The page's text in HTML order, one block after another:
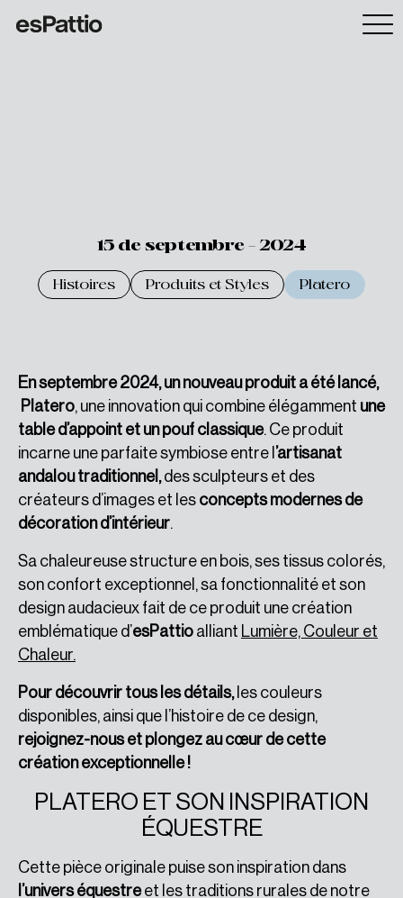
15 de septembre - 2024
Histoires Produits et Styles Platero
En septembre 2024, un nouveau produit a été lancé,
Platero, une innovation qui combine élégamment une
table d’appoint et un pouf classique. Ce produit
incarne une parfaite symbiose entre l ’artisanat
andalou traditionnel,des sculpteurs et des
créateurs d’images et les concepts modernes de
décoration d’intérieur.
Sa chaleureuse structure en bois, ses tissus colorés,
son confort exceptionnel, sa fonctionnalité et son
design audacieux fait de ce produit une création
emblématique d’esPattio alliant Lumière, Couleur et
Chaleur.
Pour découvrir tous les détails, les couleurs
disponibles, ainsi que l’histoire de ce design,
rejoignez-nous et plongez au cœur de cette
création exceptionnelle !
PLATERO ET SON INSPIRATION
ÉQUESTRE
Cette pièce originale puise son inspiration dans
l’univers équestreet les traditions rurales de notre